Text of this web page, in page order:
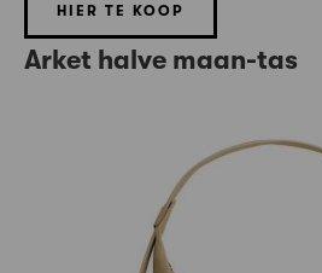
HIER TE KOOP
Arket halve maan-tas